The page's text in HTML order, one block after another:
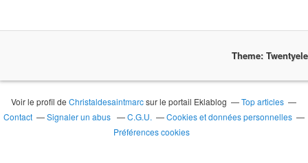
Theme:
Voir le profil deChristaldesaintmarcsur le portail Eklablog
Top articles
Contact
Signaler un abus C.G.U.
Cookies et données personnelles
Préférences cookies